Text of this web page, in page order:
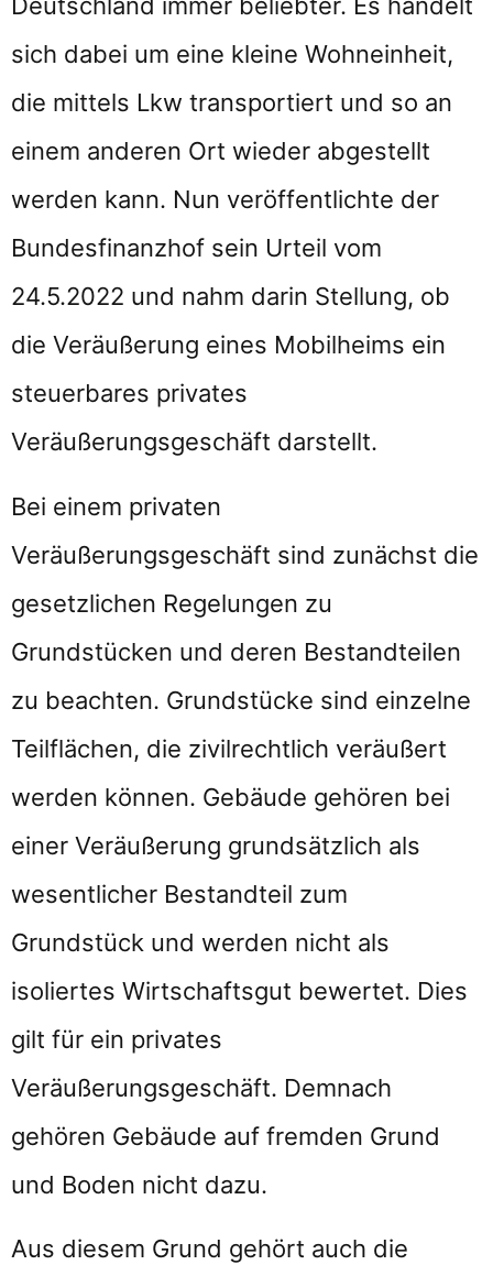
Deutschland immer beliebter. Es handelt
sich dabei um eine kleine Wohneinheit,
die mittels Lkw transportiert und so an
einem anderen Ort wieder abgestellt
werden kann. Nun veröffentlichte der
Bundesfinanzhof sein Urteil vom
24.5.2022 und nahm darin Stellung, ob
die Veräußerung eines Mobilheims ein
steuerbares privates
Veräußerungsgeschäft darstellt.
Bei einem privaten
Veräußerungsgeschäft sind zunächst die
gesetzlichen Regelungen zu
Grundstücken und deren Bestandteilen
zu beachten. Grundstücke sind einzelne
Teilflächen, die zivilrechtlich veräußert
werden können. Gebäude gehören bei
einer Veräußerung grundsätzlich als
wesentlicher Bestandteil zum
Grundstück und werden nicht als
isoliertes Wirtschaftsgut bewertet. Dies
gilt für ein privates
Veräußerungsgeschäft. Demnach
gehören Gebäude auf fremden Grund
und Boden nicht dazu.
Aus diesem Grund gehört auch die